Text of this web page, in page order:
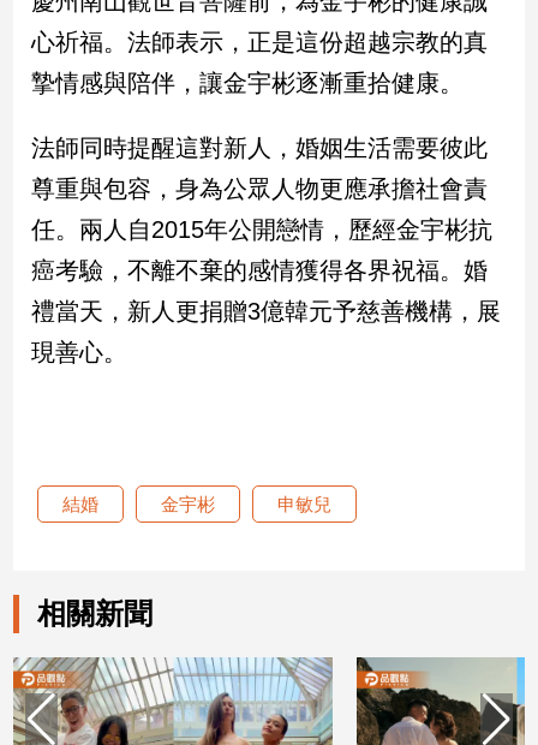
新
冠
毒
區
南
台
灣
觀
點
觀
娛
樂
娛
樂
星
心祈福。法師表示，正是這份超越宗教的真
摯情感與陪伴，讓金宇彬逐漸重拾健康。
法師同時提醒這對新人，婚姻生活需要彼此
尊重與包容，身為公眾人物更應承擔社會責
任。兩人自2015年公開戀情，歷經金宇彬抗
癌考驗，不離不棄的感情獲得各界祝福。婚
禮當天，新人更捐贈3億韓元予慈善機構，展
現善心。
結婚 金宇彬 申敏兒
相關新聞